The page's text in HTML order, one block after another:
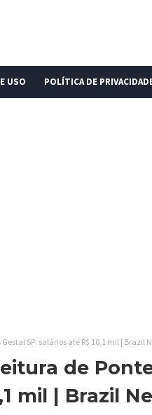
USO POLÍTICA DE
SP: salários até R$ 10,1 mil | Brazil
de
mil | Brazil